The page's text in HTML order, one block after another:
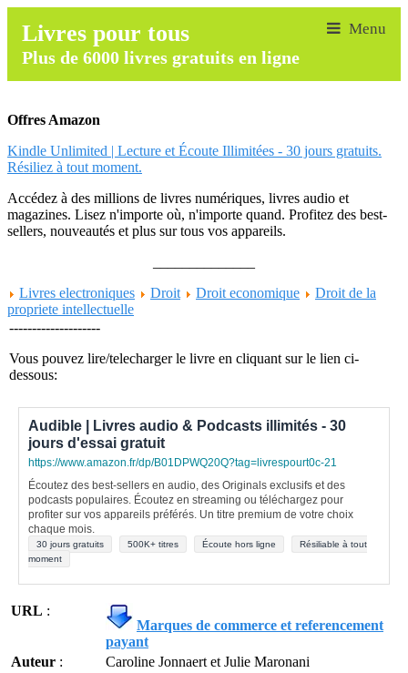
Livres pour tous
Plus de 6000 livres gratuits en ligne
Offres Amazon
Kindle Unlimited | Lecture et Écoute Illimitées - 30 jours gratuits.
Résiliez à tout moment.
Accédez à des millions de livres numériques, livres audio et
magazines. Lisez n'importe où, n'importe quand. Profitez des best-
sellers, nouveautés et plus sur tous vos appareils.
Livres electroniques
Droit Droit economique
Droit de la
propriete intellectuelle
--------------------
Vous pouvez lire/telecharger le livre en cliquant sur le lien ci-
dessous:
Audible | Livres audio & Podcasts illimités - 30
jours d'essai gratuit
https://www.amazon.fr/dp/B01DPWQ20Q?tag=livrespourt0c-21
Écoutez des best-sellers en audio, des Originals exclusifs et des
podcasts populaires. Écoutez en streaming ou téléchargez pour
profiter sur vos appareils préférés. Un titre premium de votre choix
chaque mois.
30 jours gratuits 500K+ titres Écoute hors ligne
Résiliable à tout
moment
URL :
Marques de commerce et referencement
payant
Auteur :
Caroline Jonnaert et Julie Maronani